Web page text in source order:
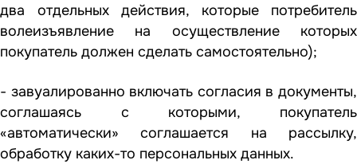
два отдельных действия, которые потребитель
волеизъявление на осуществление которых
покупатель должен сделать самостоятельно);
- завуалированно включать согласия в документы,
соглашаясь с которыми, покупатель
«автоматически» соглашается на рассылку,
обработку каких-то персональных данных.